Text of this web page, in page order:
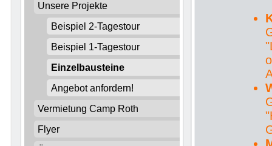
Unsere Projekte
Beispiel 2-Tagestour
Beispiel 1-Tagestour
Einzelbausteine
Angebot anfordern!
Vermietung Camp Roth
Flyer